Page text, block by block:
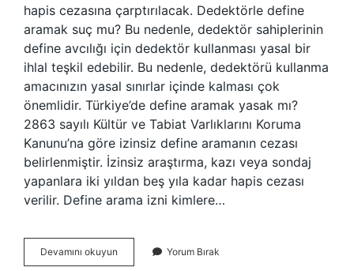
hapis cezasına çarptırılacak. Dedektörle define
aramak suç mu? Bu nedenle, dedektör sahiplerinin
define avcılığı için dedektör kullanması yasal bir
ihlal teşkil edebilir. Bu nedenle, dedektörü kullanma
amacınızın yasal sınırlar içinde kalması çok
önemlidir. Türkiye’de define aramak yasak mı?
2863 sayılı Kültür ve Tabiat Varlıklarını Koruma
Kanunu’na göre izinsiz define aramanın cezası
belirlenmiştir. İzinsiz araştırma, kazı veya sondaj
yapanlara iki yıldan beş yıla kadar hapis cezası
verilir. Define arama izni kimlere…
Devamını okuyun
Aramak
Yorum Bırak